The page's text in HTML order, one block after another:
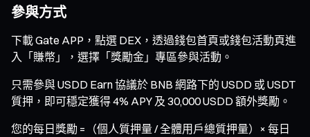
參與方式
下載 Gate APP，點選 DEX，透過錢包首頁或錢包活動頁進
入「賺幣」，選擇「獎勵金」專區參與活動。
只需參與 USDD Earn 協議於 BNB 網路下的 USDD 或 USDT
質押，即可穩定獲得 4% APY 及 30,000 USDD 額外獎勵。
您的每日獎勵 =（個人質押量 / 全體用戶總質押量）× 每日